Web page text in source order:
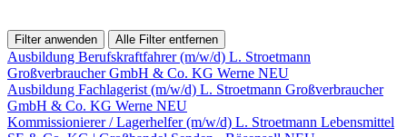
Filter anwenden Alle Filter entfernen
Ausbildung Berufskraftfahrer (m/w/d) L. Stroetmann
Großverbraucher GmbH & Co. KG Werne NEU
Ausbildung Fachlagerist (m/w/d) L. Stroetmann Großverbraucher
GmbH & Co. KG Werne NEU
Kommissionierer / Lagerhelfer (m/w/d) L. Stroetmann Lebensmittel